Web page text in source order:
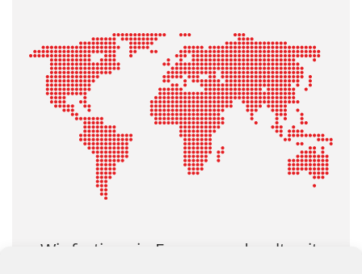
Wir fertigen in Europa und weltweit